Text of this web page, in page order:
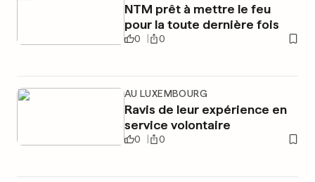
NTM prêt à mettre le feu
pour la toute dernière fois
0 0
AU LUXEMBOURG
Ravis de leur expérience en
service volontaire
0 0